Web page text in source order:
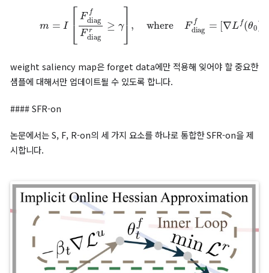
(10) ϵ~t,i=
T)1[ℓ(θ t;zif)] de ta c λ∑zjf ∈Df1 ℓ( θt;zjf)]d
hλ× N ,1≤i≤ Nf
가중치는 다음과 같은 특성을 가집니다.
초기 모델에서는 모든 데이터에 동일한 가중치 = 1을 부여합
특정 데이터에 대한 손실이 클수록 작은 가중치를 부여합니다.
위의 과정을 거쳐 업데이트하며 손실을 점진적으로 감소하는 방식
조절합니다.